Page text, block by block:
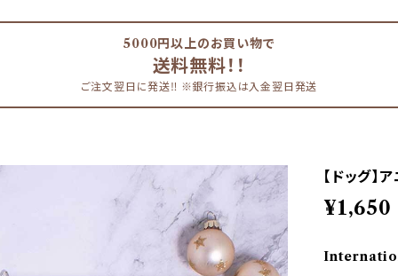
5000円以上のお買い物で
送料無料！！
ご注文翌日に発送‼︎ ※銀行振込は入金翌日発送
【ドッグ
¥1,650